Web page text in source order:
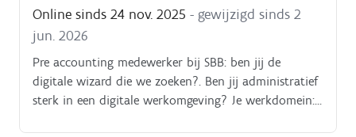
Online sinds 24 nov. 2025 - gewijzigd sinds 2
jun. 2026
Pre accounting medewerker bij SBB: ben jij de
digitale wizard die we zoeken?. Ben jij administratief
sterk in een digitale werkomgeving? Je werkdomein: